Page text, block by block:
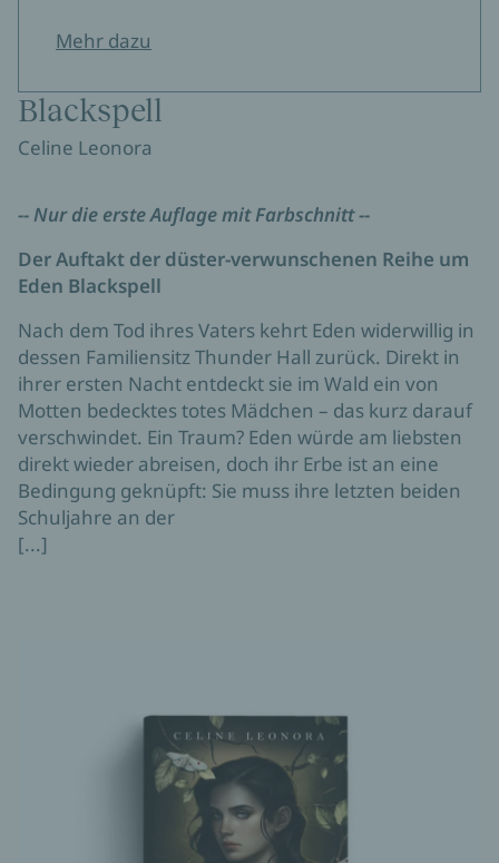
Mehr dazu
Blackspell
Celine Leonora
-- Nur die erste Auflage mit Farbschnitt --
Der Auftakt der düster-verwunschenen Reihe um
Eden Blackspell
Nach dem Tod ihres Vaters kehrt Eden widerwillig in
dessen Familiensitz Thunder Hall zurück. Direkt in
ihrer ersten Nacht entdeckt sie im Wald ein von
Motten bedecktes totes Mädchen – das kurz darauf
verschwindet. Ein Traum? Eden würde am liebsten
direkt wieder abreisen, doch ihr Erbe ist an eine
Bedingung geknüpft: Sie muss ihre letzten beiden
Schuljahre an der
[...]